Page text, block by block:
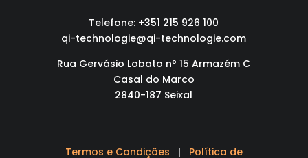
Telefone: +351 215 926 100
qi-technologie@qi-technologie.com
Rua Gervásio Lobato nº 15 Armazém C
Casal do Marco
2840-187 Seixal
Termos e Condições | Política de